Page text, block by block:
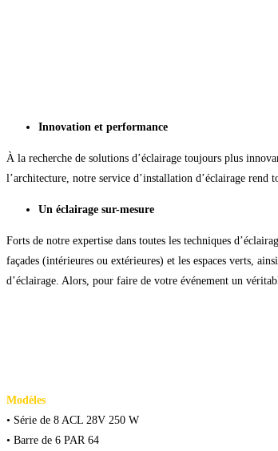
Innovation et performance
À la recherche de solutions d’éclairage toujours plus
l’architecture, notre service d’installation d’éclairage rend
Un éclairage sur-mesure
Forts de notre expertise dans toutes les techniques
façades (intérieures ou extérieures) et les espaces verts,
d’éclairage. Alors, pour faire de votre événement un
Modèles
• Série de 8 ACL 28V 250 W
• Barre de 6 PAR 64